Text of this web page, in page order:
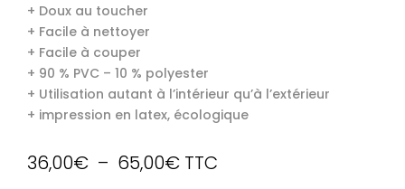
+ Doux au toucher
+ Facile à nettoyer
+ Facile à couper
+ 90 % PVC – 10 % polyester
+ Utilisation autant à l’intérieur qu’à l’extérieur
+ impression en latex, écologique
36,00€ – 65,00€Plage
TTC